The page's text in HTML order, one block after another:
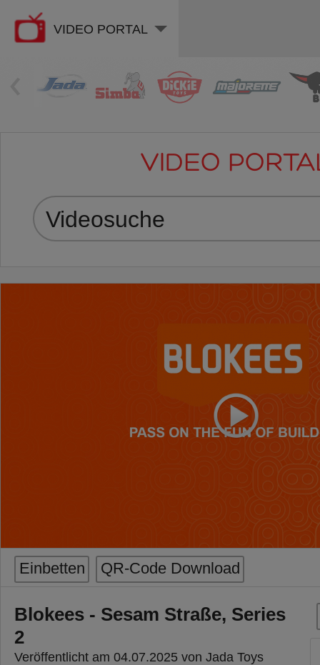
VIDEO PORTAL
VIDEO
Einbetten QR-Code Download
Blokees - Sesam Straße, Series
2
Veröffentlicht am 04.07.2025 von Jada Toys